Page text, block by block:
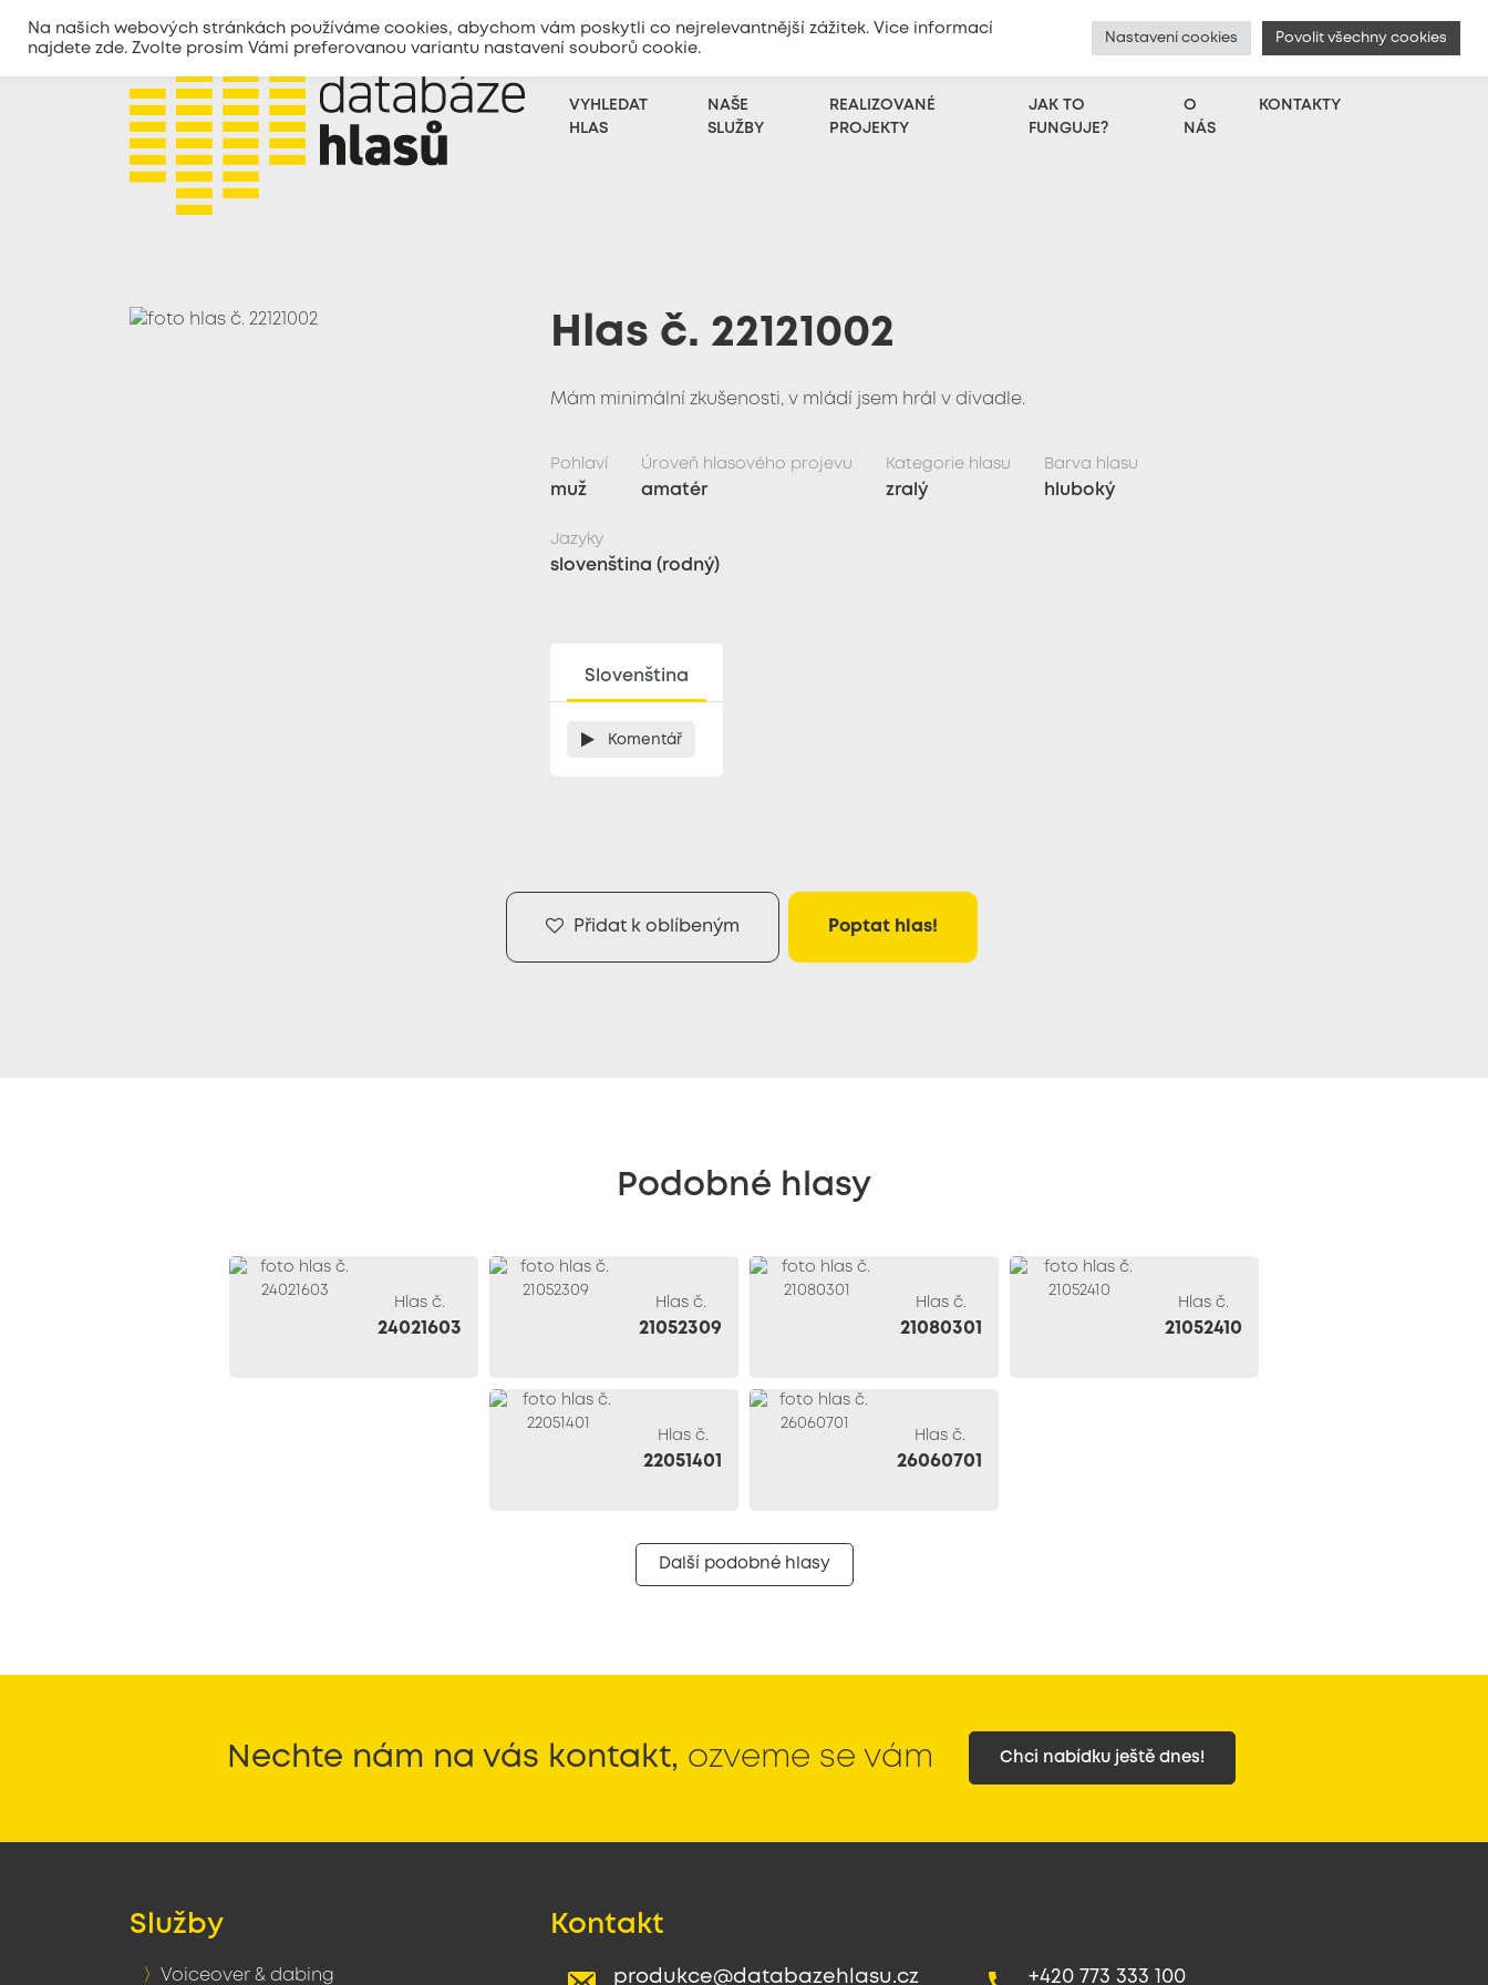
Chci přidat hlas | Přihlášení
VYHLEDAT
HLAS
NAŠE
SLUŽBY
REALIZOVANÉ
PROJEKTY
JAK TO
FUNGUJE?
O
NÁS
KONTAKTY
Hlas č. 22121002
Mám minimální zkušenosti, v mládí jsem hrál v divadle.
Pohlaví
muž
Úroveň hlasového projevu
amatér
Kategorie hlasu
zralý
Barva hlasu
hluboký
Jazyky
slovenština (rodný)
Slovenština
Komentář
Přidat k oblíbeným Poptat hlas!
Podobné hlasy
Hlas č.
24021603
Hlas č.
21052309
Hlas č.
21080301
Hlas č.
21052410
Hlas č.
22051401
Hlas č.
26060701
Další podobné hlasy
Nechte nám na vás kontakt, ozveme se vám Chci nabídku ještě dnes!
Služby
Voiceover & dabing
Kontakt
produkce@databazehlasu.cz +420 773 333 100
Na našich webových stránkách používáme cookies, abychom vám poskytli co nejrelevantnější zážitek. Vice informací
najdete zde. Zvolte prosím Vámi preferovanou variantu nastavení souborů cookie.
Nastavení cookies Povolit všechny cookies